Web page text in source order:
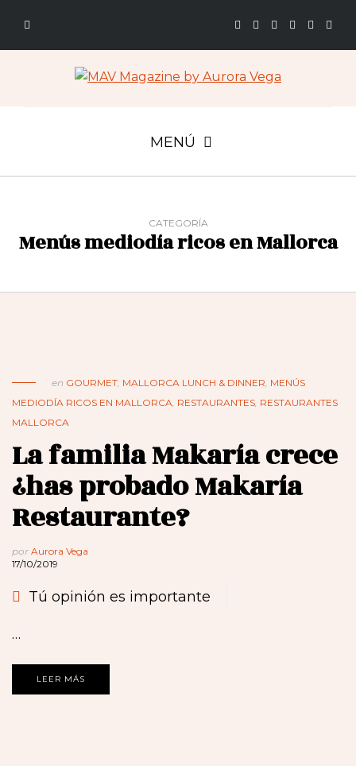
MENÚ
CATEGORÍA
Menús mediodía ricos en Mallorca
en GOURMET, MALLORCA LUNCH & DINNER, MENÚS
MEDIODÍA RICOS EN MALLORCA, RESTAURANTES, RESTAURANTES
MALLORCA
La familia Makaría crece
¿has probado Makaría
Restaurante?
por Aurora Vega
17/10/2019
Tú opinión es importante
…
LEER MÁS